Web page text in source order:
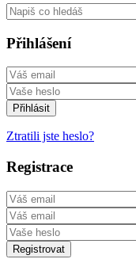
Přihlášení
Ztratili jste heslo?
Registrace